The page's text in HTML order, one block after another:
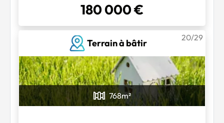
180 000 €
Terrain à bâtir
20/29
768m²